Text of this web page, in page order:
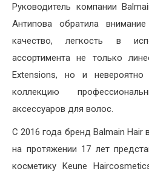
Руководитель компании
Антипова обратила
качество, легкость в
ассортимента не только
Extensions, но и невероятно
коллекцию
аксессуаров для волос.
С 2016 года бренд Balmain Hair
на протяжении 17 лет
косметику Keune